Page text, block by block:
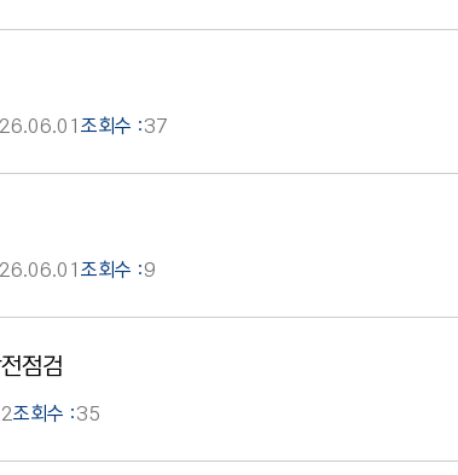
조회수 :37
조회수 :9
점검
조회수 :35